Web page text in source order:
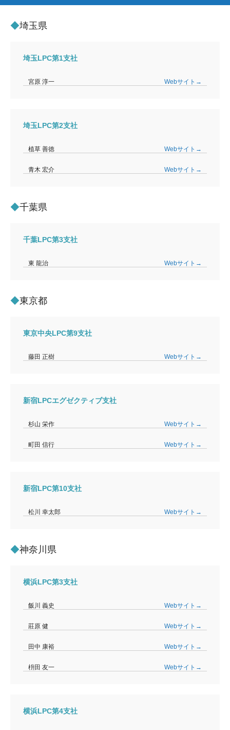
埼玉県
埼玉LPC第1支社
宮原 淳一 Webサイト→
埼玉LPC第2支社
植草 善徳 Webサイト→
青木 宏介 Webサイト→
千葉県
千葉LPC第3支社
東 龍治 Webサイト→
東京都
東京中央LPC第9支社
藤田 正樹 Webサイト→
新宿LPCエグゼクティブ支社
杉山 栄作 Webサイト→
町田 信行 Webサイト→
新宿LPC第10支社
松川 幸太郎 Webサイト→
神奈川県
横浜LPC第3支社
飯川 義史 Webサイト→
莊原 健 Webサイト→
田中 康裕 Webサイト→
枡田 友一 Webサイト→
横浜LPC第4支社